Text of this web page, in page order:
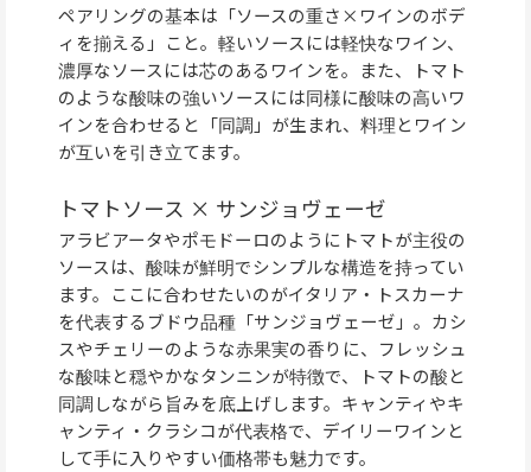
ペアリングの基本は「ソースの重さ×ワインのボデ
ィを揃える」こと。軽いソースには軽快なワイン、
濃厚なソースには芯のあるワインを。また、トマト
のような酸味の強いソースには同様に酸味の高いワ
インを合わせると「同調」が生まれ、料理とワイン
が互いを引き立てます。
トマトソース × サンジョヴェーゼ
アラビアータやポモドーロのようにトマトが主役の
ソースは、酸味が鮮明でシンプルな構造を持ってい
ます。ここに合わせたいのがイタリア・トスカーナ
を代表するブドウ品種「サンジョヴェーゼ」。カシ
スやチェリーのような赤果実の香りに、フレッシュ
な酸味と穏やかなタンニンが特徴で、トマトの酸と
同調しながら旨みを底上げします。キャンティやキ
ャンティ・クラシコが代表格で、デイリーワインと
して手に入りやすい価格帯も魅力です。